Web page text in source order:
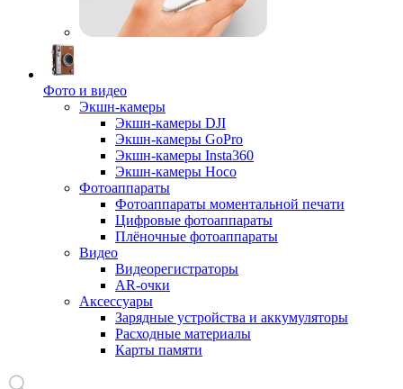
Фото и видео
Экшн-камеры
Экшн-камеры DJI
Экшн-камеры GoPro
Экшн-камеры Insta360
Экшн-камеры Hoco
Фотоаппараты
Фотоаппараты моментальной печати
Цифровые фотоаппараты
Плёночные фотоаппараты
Видео
Видеорегистраторы
AR-очки
Аксессуары
Зарядные устройства и аккумуляторы
Расходные материалы
Карты памяти